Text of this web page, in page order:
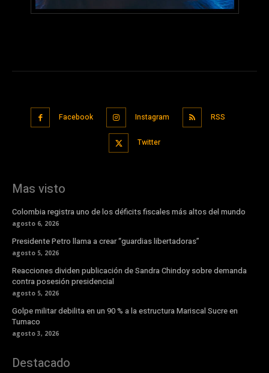
Facebook Instagram RSS
Twitter
Mas visto
Colombia registra uno de los déficits fiscales más altos del mundo
agosto 6, 2026
Presidente Petro llama a crear “guardias libertadoras”
agosto 5, 2026
Reacciones dividen publicación de Sandra Chindoy sobre demanda
contra posesión presidencial
agosto 5, 2026
Golpe militar debilita en un 90 % a la estructura Mariscal Sucre en
Tumaco
agosto 3, 2026
Destacado